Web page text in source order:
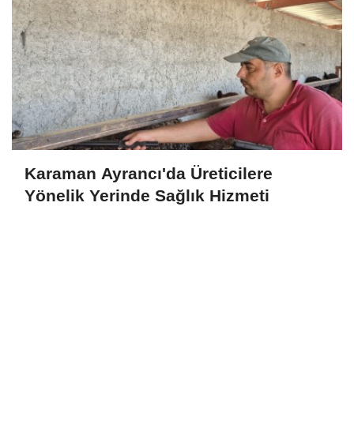
Karaman Ayrancı'da Üreticilere
Yönelik Yerinde Sağlık Hizmeti